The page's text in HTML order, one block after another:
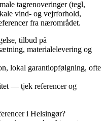
tagrenoveringer (tegl,
vind- og vejrforhold,
fra nærområdet.
tilbud på
materialelevering og
lokal garantiopfølgning, ofte
— tjek referencer og
i Helsingør?